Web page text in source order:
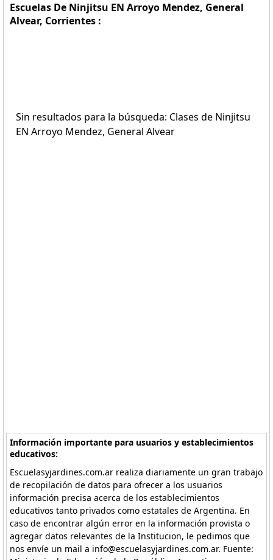
Escuelas De Ninjitsu EN Arroyo Mendez, General
Alvear, Corrientes :
Sin resultados para la búsqueda: Clases de Ninjitsu
EN Arroyo Mendez, General Alvear
Información importante para usuarios y establecimientos
educativos:
Escuelasyjardines.com.ar realiza diariamente un gran trabajo
de recopilación de datos para ofrecer a los usuarios
información precisa acerca de los establecimientos
educativos tanto privados como estatales de Argentina. En
caso de encontrar algún error en la información provista o
agregar datos relevantes de la Institucion, le pedimos que
nos envíe un mail a info@escuelasyjardines.com.ar. Fuente: